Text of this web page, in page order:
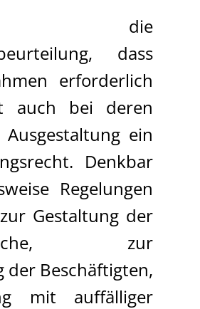
die
dass
erforderlich
auch bei deren
ein
Denkbar
Regelungen
Gestaltung der
zur
der Beschäftigten,
mit auffälliger